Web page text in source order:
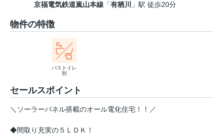
京福電気鉄道嵐山本線 「有栖川 」駅 徒歩20分
物件の特徴
バストイレ
別
セールスポイント
＼ソーラーパネル搭載のオール電化住宅！！／
◆間取り充実の５ＬＤＫ！